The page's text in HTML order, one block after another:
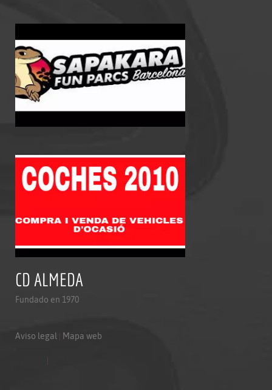
CD ALMEDA
Fundado en 1970
Aviso legal Mapa web